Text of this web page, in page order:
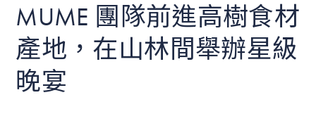
MUME 團隊前進高樹食材
產地，在山林間舉辦星級
晚宴